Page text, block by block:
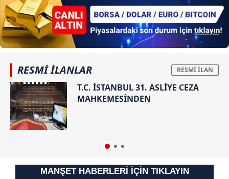
RESMİ İLANLAR
T.C. İSTANBUL 31. ASLİYE CEZA
MAHKEMESİNDEN
MANŞET HABERLERİ İÇİN TIKLAYIN